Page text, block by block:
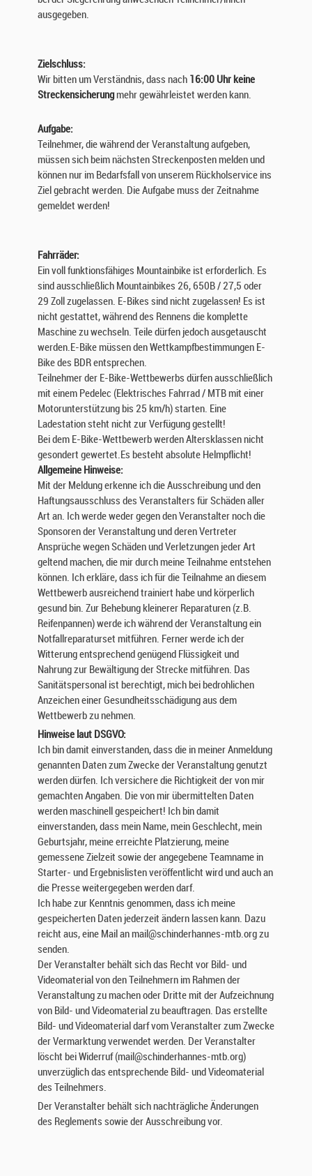
ausgegeben.
Zielschluss:
Wir bitten um Verständnis, dass nach 16:00 Uhr keine
Streckensicherungmehr gewährleistet werden kann.
Aufgabe:
Teilnehmer, die während der Veranstaltung aufgeben,
müssen sich beim nächsten Streckenposten melden und
können nur im Bedarfsfall von unserem Rückholservice ins
Ziel gebracht werden. Die Aufgabe muss der Zeitnahme
gemeldet werden!
Fahrräder:
Ein voll funktionsfähiges Mountainbike ist erforderlich. Es
sind ausschließlich Mountainbikes 26, 650B / 27,5 oder
29 Zoll zugelassen. E-Bikes sind nicht zugelassen! Es ist
nicht gestattet, während des Rennens die komplette
Maschine zu wechseln. Teile dürfen jedoch ausgetauscht
werden.E-Bike müssen den Wettkampfbestimmungen E-
Bike des BDR entsprechen.
Teilnehmer der E-Bike-Wettbewerbs dürfen ausschließlich
mit einem Pedelec (Elektrisches Fahrrad / MTB mit einer
Motorunterstützung bis 25 km/h) starten. Eine
Ladestation steht nicht zur Verfügung gestellt!
Bei dem E-Bike-Wettbewerb werden Altersklassen nicht
gesondert gewertet.Es besteht absolute Helmpflicht!
Allgemeine Hinweise:
Mit der Meldung erkenne ich die Ausschreibung und den
Haftungsausschluss des Veranstalters für Schäden aller
Art an. Ich werde weder gegen den Veranstalter noch die
Sponsoren der Veranstaltung und deren Vertreter
Ansprüche wegen Schäden und Verletzungen jeder Art
geltend machen, die mir durch meine Teilnahme entstehen
können. Ich erkläre, dass ich für die Teilnahme an diesem
Wettbewerb ausreichend trainiert habe und körperlich
gesund bin. Zur Behebung kleinerer Reparaturen (z.B.
Reifenpannen) werde ich während der Veranstaltung ein
Notfallreparaturset mitführen. Ferner werde ich der
Witterung entsprechend genügend Flüssigkeit und
Nahrung zur Bewältigung der Strecke mitführen. Das
Sanitätspersonal ist berechtigt, mich bei bedrohlichen
Anzeichen einer Gesundheitsschädigung aus dem
Wettbewerb zu nehmen.
Hinweise laut DSGVO:
Ich bin damit einverstanden, dass die in meiner Anmeldung
genannten Daten zum Zwecke der Veranstaltung genutzt
werden dürfen. Ich versichere die Richtigkeit der von mir
gemachten Angaben. Die von mir übermittelten Daten
werden maschinell gespeichert! Ich bin damit
einverstanden, dass mein Name, mein Geschlecht, mein
Geburtsjahr, meine erreichte Platzierung, meine
gemessene Zielzeit sowie der angegebene Teamname in
Starter- und Ergebnislisten veröffentlicht wird und auch an
die Presse weitergegeben werden darf.
Ich habe zur Kenntnis genommen, dass ich meine
gespeicherten Daten jederzeit ändern lassen kann. Dazu
reicht aus, eine Mail an mail@schinderhannes-mtb.org zu
senden.
Der Veranstalter behält sich das Recht vor Bild- und
Videomaterial von den Teilnehmern im Rahmen der
Veranstaltung zu machen oder Dritte mit der Aufzeichnung
von Bild- und Videomaterial zu beauftragen. Das erstellte
Bild- und Videomaterial darf vom Veranstalter zum Zwecke
der Vermarktung verwendet werden. Der Veranstalter
löscht bei Widerruf (mail@schinderhannes-mtb.org)
unverzüglich das entsprechende Bild- und Videomaterial
des Teilnehmers.
Der Veranstalter behält sich nachträgliche Änderungen
des Reglements sowie der Ausschreibung vor.